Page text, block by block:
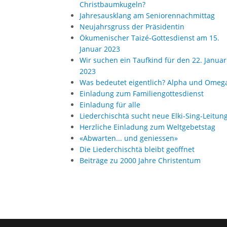
Christbaumkugeln?
Jahresausklang am Seniorennachmittag
Neujahrsgruss der Präsidentin
Ökumenischer Taizé-Gottesdienst am 15.
Januar 2023
Wir suchen ein Taufkind für den 22. Januar
2023
Was bedeutet eigentlich? Alpha und
Einladung zum Familiengottesdienst
Einladung für alle
Liederchischtä sucht neue Elki-Sing-
Herzliche Einladung zum Weltgebetstag
«Abwarten... und geniessen»
Die Liederchischtä bleibt geöffnet
Beiträge zu 2000 Jahre Christentum